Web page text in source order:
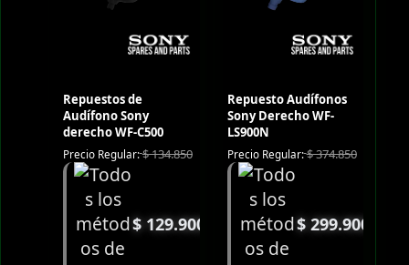
Repuestos de
Audífono Sony
derecho WF-C500
Precio Regular:$134.850
$129.900
Repuesto Audífonos
Sony Derecho WF-
LS900N
Precio Regular:$374.850
$299.900